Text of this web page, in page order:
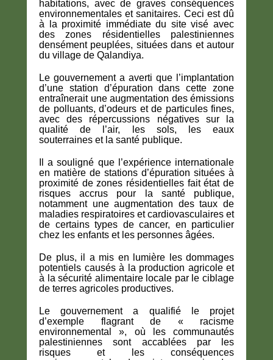
habitations, avec de graves conséquences
environnementales et sanitaires. Ceci est dû
à la proximité immédiate du site visé avec
des zones résidentielles palestiniennes
densément peuplées, situées dans et autour
du village de Qalandiya.
Le gouvernement a averti que l’implantation
d’une station d’épuration dans cette zone
entraînerait une augmentation des émissions
de polluants, d’odeurs et de particules fines,
avec des répercussions négatives sur la
qualité de l’air, les sols, les eaux
souterraines et la santé publique.
Il a souligné que l’expérience internationale
en matière de stations d’épuration situées à
proximité de zones résidentielles fait état de
risques accrus pour la santé publique,
notamment une augmentation des taux de
maladies respiratoires et cardiovasculaires et
de certains types de cancer, en particulier
chez les enfants et les personnes âgées.
De plus, il a mis en lumière les dommages
potentiels causés à la production agricole et
à la sécurité alimentaire locale par le ciblage
de terres agricoles productives.
Le gouvernement a qualifié le projet
d’exemple flagrant de « racisme
environnemental », où les communautés
palestiniennes sont accablées par les
risques et les conséquences